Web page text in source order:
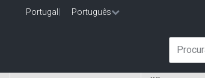
Portugal Português